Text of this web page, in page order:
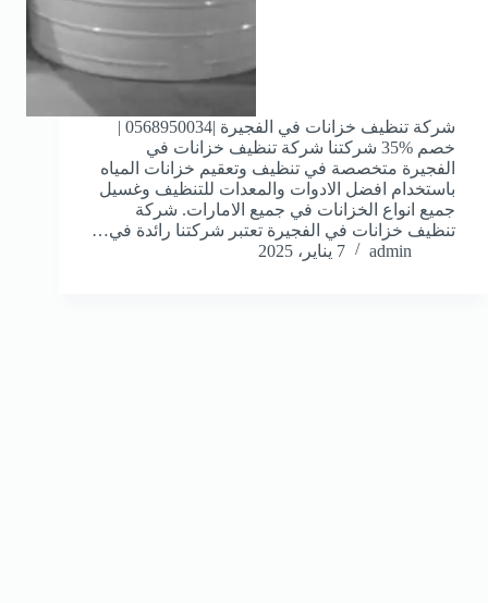
شركة تنظيف خزانات في الفجيرة |0568950034 |
خصم %35 شركتنا شركة تنظيف خزانات في
الفجيرة متخصصة في تنظيف وتعقيم خزانات المياه
باستخدام افضل الادوات والمعدات للتنظيف وغسيل
جميع انواع الخزانات في جميع الامارات. شركة
تنظيف خزانات في الفجيرة تعتبر شركتنا رائدة في…
admin
7 يناير، 2025